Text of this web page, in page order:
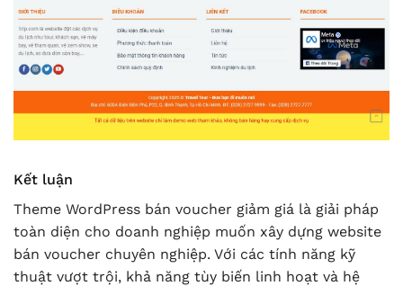
Kết luận
Theme WordPress bán voucher giảm giá là giải pháp
toàn diện cho doanh nghiệp muốn xây dựng website
bán voucher chuyên nghiệp. Với các tính năng kỹ
thuật vượt trội, khả năng tùy biến linh hoạt và hệ